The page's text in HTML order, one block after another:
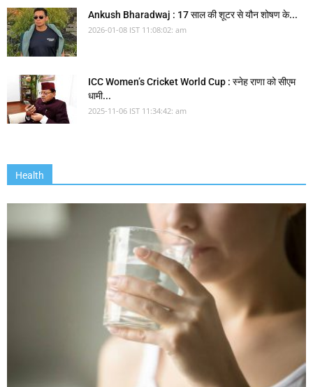
Ankush Bharadwaj : 17 साल की शूटर से यौन शोषण के...
2026-01-08 IST 11:08:02: am
ICC Women’s Cricket World Cup : स्नेह राणा को सीएम
धामी...
2025-11-06 IST 11:34:42: am
Health